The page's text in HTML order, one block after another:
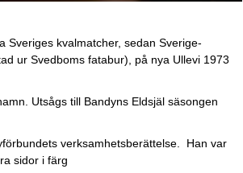
Sveriges kvalmatcher, sedan Sverige-
ur Svedboms fatabur), på nya Ullevi 1973
Utsågs till Bandyns Eldsjäl säsongen
verksamhetsberättelse. Han var
sidor i färg